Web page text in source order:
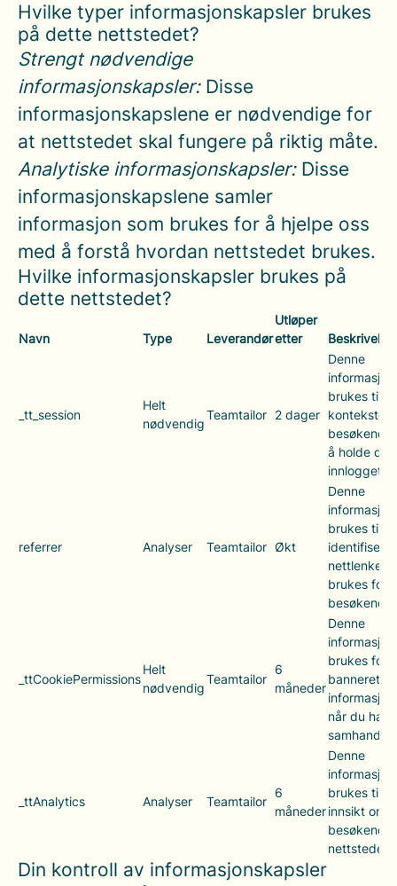
Hvilke typer informasjonskapsler brukes
på dette nettstedet?
Strengt nødvendige
informasjonskapsler:Disse
informasjonskapslene er nødvendige for
at nettstedet skal fungere på riktig måte.
Analytiske informasjonskapsler:Disse
informasjonskapslene samler
informasjon som brukes for å hjelpe oss
med å forstå hvordan nettstedet brukes.
Hvilke informasjonskapsler brukes på
dette nettstedet?
Navn Type Leverandør
Utløper
etter
Beskrivelse
_tt_session
Helt
nødvendig
Teamtailor 2 dager
Denne
brukes til å
konteksten
besøkende
å holde deg
innlogget
referrer Analyser Teamtailor Økt
Denne
brukes til å
identifisere
nettlenken
brukes for
besøkende
_ttCookiePermissions
Helt
nødvendig
Teamtailor
6
måneder
Denne
brukes for
banneret
når du har
_ttAnalytics Analyser Teamtailor
6
måneder
Denne
brukes til å
innsikt om
besøkende
nettstedet.
Din kontroll av informasjonskapsler